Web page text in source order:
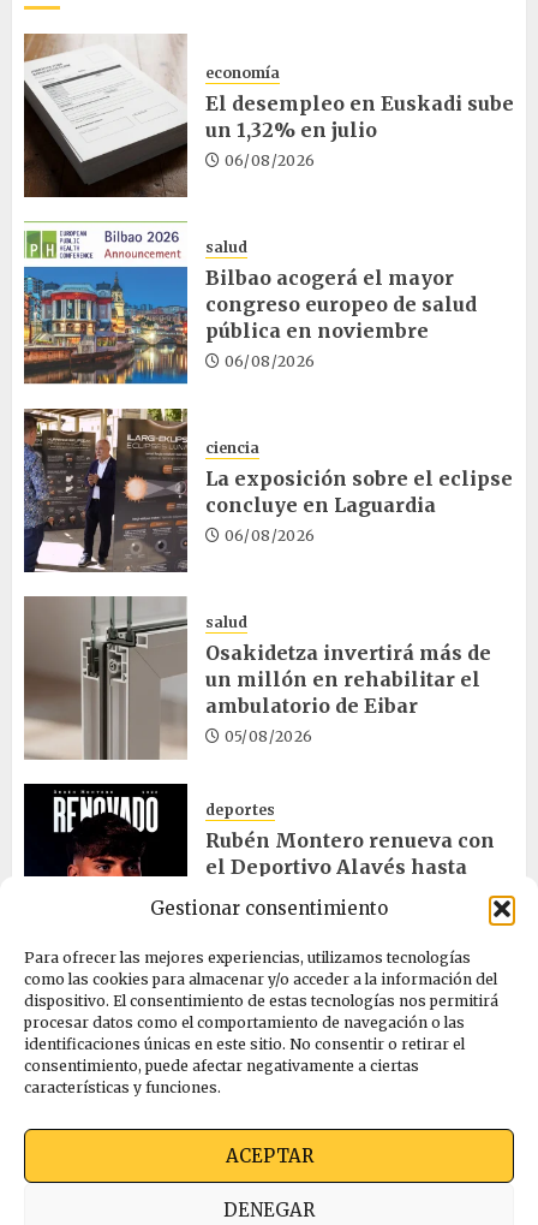
Gestionar consentimiento
Para ofrecer las mejores experiencias, utilizamos tecnologías
como las cookies para almacenar y/o acceder a la información del
dispositivo. El consentimiento de estas tecnologías nos permitirá
procesar datos como el comportamiento de navegación o las
identificaciones únicas en este sitio. No consentir o retirar el
consentimiento, puede afectar negativamente a ciertas
características y funciones.
ACEPTAR
DENEGAR
economía
El desempleo en Euskadi sube
un 1,32% en julio
06/08/2026
salud
Bilbao acogerá el mayor
congreso europeo de salud
pública en noviembre
06/08/2026
ciencia
La exposición sobre el eclipse
concluye en Laguardia
06/08/2026
salud
Osakidetza invertirá más de
un millón en rehabilitar el
ambulatorio de Eibar
05/08/2026
deportes
Rubén Montero renueva con
el Deportivo Alavés hasta
cultura
Melgosa, Barredo y Hurtado
asisten a la Bajada de Celedón
Ekimen Press